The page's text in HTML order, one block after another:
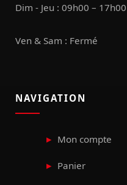
Dim - Jeu : 09h00 – 17h00
Ven & Sam : Fermé
NAVIGATION
Mon compte
Panier